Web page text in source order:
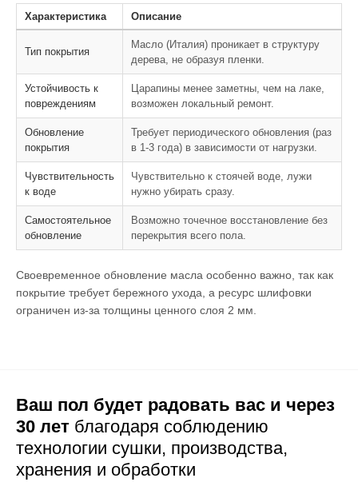
Характеристика Описание
Тип покрытия
Масло (Италия) проникает в структуру
дерева, не образуя пленки.
Устойчивость к
повреждениям
Царапины менее заметны, чем на лаке,
возможен локальный ремонт.
Обновление
покрытия
Требует периодического обновления (раз
в 1-3 года) в зависимости от нагрузки.
Чувствительность
к воде
Чувствительно к стоячей воде, лужи
нужно убирать сразу.
Самостоятельное
обновление
Возможно точечное восстановление без
перекрытия всего пола.
Своевременное обновление масла особенно важно, так как
покрытие требует бережного ухода, а ресурс шлифовки
ограничен из-за толщины ценного слоя 2 мм.
Ваш пол будет радовать вас и через
30 лет благодаря соблюдению
технологии сушки, производства,
хранения и обработки